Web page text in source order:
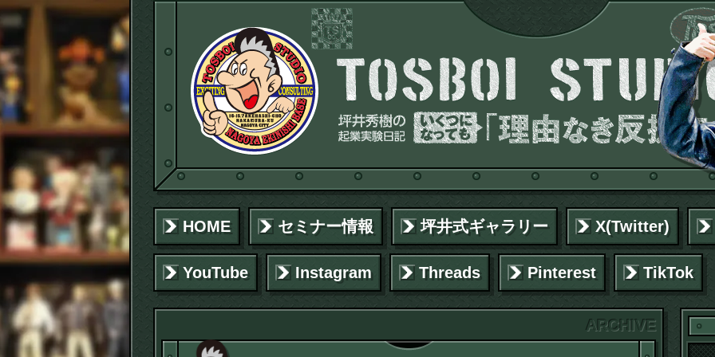
HOME セミナー情報 坪井式ギャラリー X(Twitter)
YouTube Instagram Threads Pinterest TikTok